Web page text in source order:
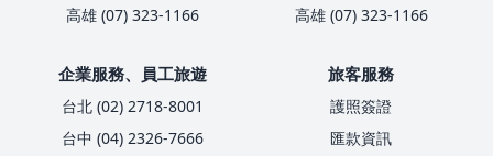
高雄 (07) 323-1166
高雄 (07) 323-1166
企業服務、員工旅遊
台北 (02) 2718-8001
台中 (04) 2326-7666
旅客服務
護照簽證
匯款資訊